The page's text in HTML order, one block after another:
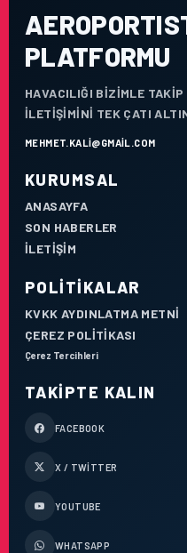
PLATFORMU
HAVACILIĞI BIZIMLE TAKIP
ILETIŞIMINI TEK ÇATI
MEHMET.KALI@GMAIL.COM
KURUMSAL
ANASAYFA
SON HABERLER
İLETIŞIM
POLITIKALAR
KVKK AYDINLATMA METNI
ÇEREZ POLITIKASI
Çerez Tercihleri
TAKIPTE KALIN
FACEBOOK
X / TWITTER
YOUTUBE
WHATSAPP